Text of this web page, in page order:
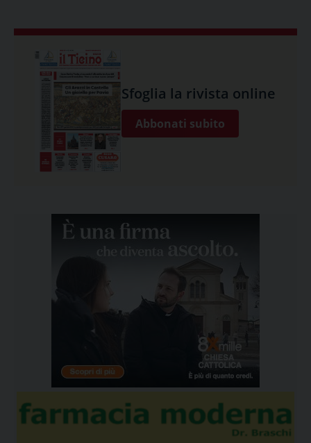
Sfoglia la rivista online
Abbonati subito